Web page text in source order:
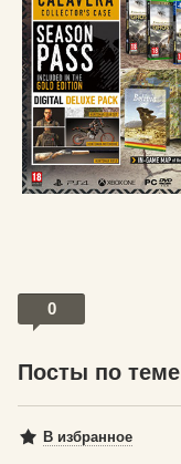
0
Посты по теме
В избранное